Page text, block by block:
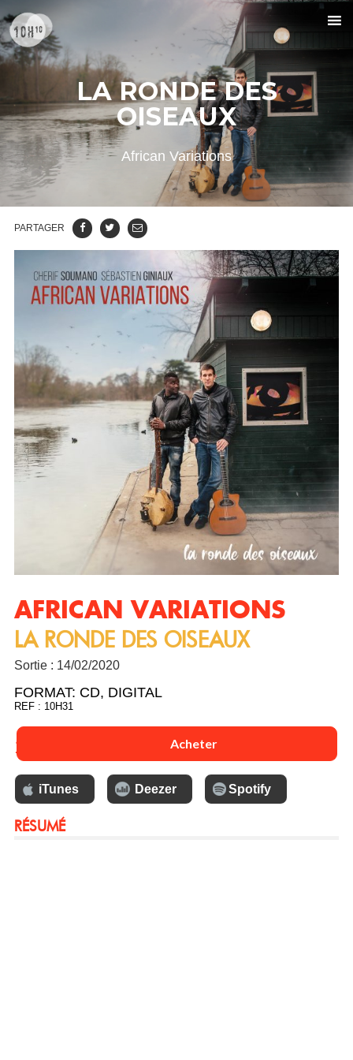
LA RONDE DES
OISEAUX
African Variations
PARTAGER
AFRICAN VARIATIONS
LA RONDE DES OISEAUX
Sortie : 14/02/2020
FORMAT: CD, DIGITAL
REF : 10H31
13 € Acheter
iTunes Deezer Spotify
RÉSUMÉ